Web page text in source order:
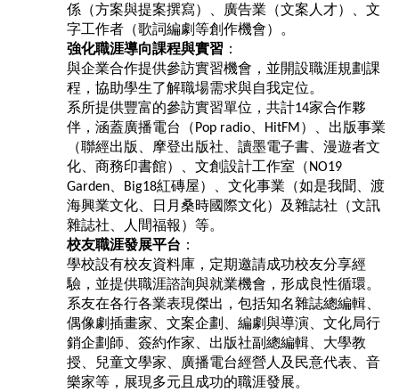
係（方案與提案撰寫）、廣告業（文案人才）、文
字工作者（歌詞編劇等創作機會）。
強化職涯導向課程與實習 ：
與企業合作提供參訪實習機會，並開設職涯規劃課
程，協助學生了解職場需求與自我定位。
系所提供豐富的參訪實習單位，共計14家合作夥
伴，涵蓋廣播電台（ Pop radio HitFM ）、出版事業
（聯經出版、摩登出版社、讀墨電子書、漫遊者文
化、商務印書館）、文創設計工作室（ NO19
Garden
Big18紅磚屋）、文化事業（如是我聞、渡
海興業文化、日月桑時國際文化）及雜誌社（文訊
雜誌社、人間福報）等。
校友職涯發展平台 ：
學校設有校友資料庫，定期邀請成功校友分享經
驗，並提供職涯諮詢與就業機會，形成良性循環。
系友在各行各業表現傑出，包括知名雜誌總編輯、
偶像劇插畫家、文案企劃、編劇與導演、文化局行
銷企劃師、簽約作家、出版社副總編輯、大學教
授、兒童文學家、廣播電台經營人及民意代表、音
樂家等，展現多元且成功的職涯發展。